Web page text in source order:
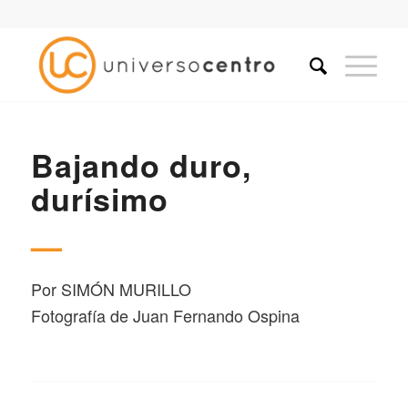
Bajando duro,
durísimo
—
Por SIMÓN MURILLO
Fotografía de Juan Fernando Ospina